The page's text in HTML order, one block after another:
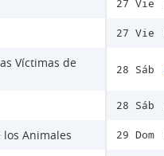
Víctimas de
Animales
27 Vie
27 Vie
28 Sáb
28 Sáb
29 Dom